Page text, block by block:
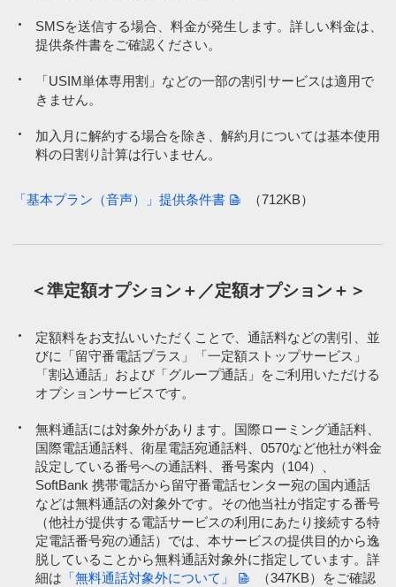
SMSを送信する場合、料金が発生します。詳しい料金は、
提供条件書をご確認ください。
「USIM単体専用割」などの一部の割引サービスは適用で
きません。
加入月に解約する場合を除き、解約月については基本使用
料の日割り計算は行いません。
「基本プラン（音声）」提供条件書 （712KB）
＜準定額オプション＋／定額オプション＋＞
定額料をお支払いいただくことで、通話料などの割引、並
びに「留守番電話プラス」「一定額ストップサービス」
「割込通話」および「グループ通話」をご利用いただける
オプションサービスです。
無料通話には対象外があります。国際ローミング通話料、
国際電話通話料、衛星電話宛通話料、0570など他社が料金
設定している番号への通話料、番号案内（104）、
SoftBank 携帯電話から留守番電話センター宛の国内通話
などは無料通話の対象外です。その他当社が指定する番号
（他社が提供する電話サービスの利用にあたり接続する特
定電話番号宛の通話）では、本サービスの提供目的から逸
脱していることから無料通話対象外に指定しています。詳
細は 「無料通話対象外について」 （347KB）
をご確認